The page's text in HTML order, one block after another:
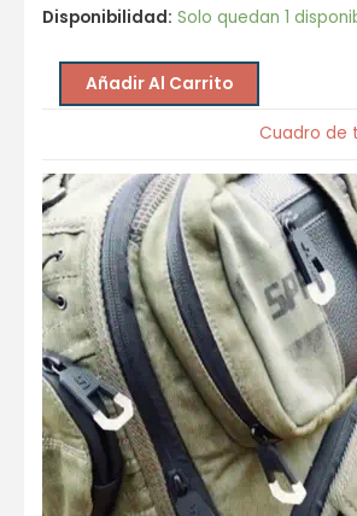
Disponibilidad: Solo quedan 1
Añadir Al Carrito
Cuadro de